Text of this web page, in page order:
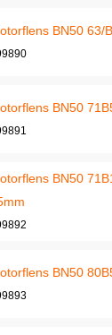
BN50 63/
BN50
BN50
BN50